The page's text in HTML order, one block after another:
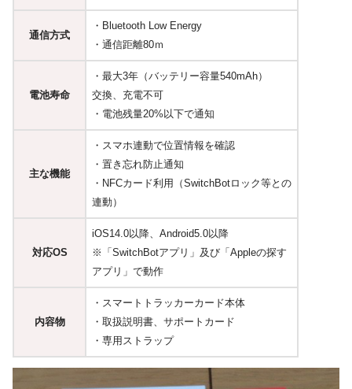
通信方式
・Bluetooth Low Energy
・通信距離80ｍ
電池寿命
・最大3年（バッテリー容量540mAh）
交換、充電不可
・電池残量20%以下で通知
主な機能
・スマホ連動で位置情報を確認
・置き忘れ防止通知
・NFCカード利用（SwitchBotロック等との
連動）
対応OS
iOS14.0以降、Android5.0以降
※「SwitchBotアプリ」及び「Appleの探す
アプリ」で動作
内容物
・スマートトラッカーカード本体
・取扱説明書、サポートカード
・専用ストラップ